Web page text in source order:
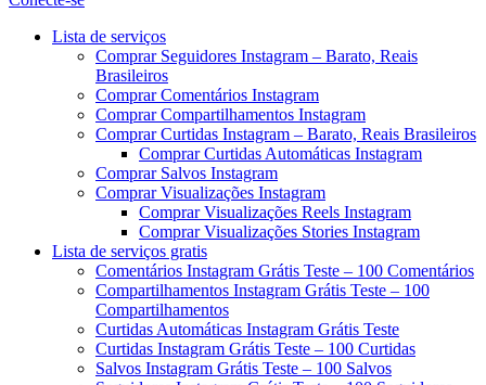
Menu
Lista de serviços
Comprar Seguidores Instagram – Barato, Reais
Brasileiros
Comprar Comentários Instagram
Comprar Compartilhamentos Instagram
Comprar Curtidas Instagram – Barato, Reais Brasileiros
Comprar Curtidas Automáticas Instagram
Comprar Salvos Instagram
Comprar Visualizações Instagram
Comprar Visualizações Reels Instagram
Comprar Visualizações Stories Instagram
Lista de serviços gratis
Comentários Instagram Grátis Teste – 100 Comentários
Compartilhamentos Instagram Grátis Teste – 100
Compartilhamentos
Curtidas Automáticas Instagram Grátis Teste
Curtidas Instagram Grátis Teste – 100 Curtidas
Salvos Instagram Grátis Teste – 100 Salvos